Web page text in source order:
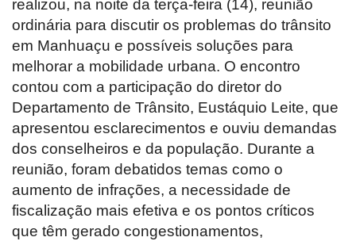
realizou, na noite da terça-feira (14), reunião
ordinária para discutir os problemas do trânsito
em Manhuaçu e possíveis soluções para
melhorar a mobilidade urbana. O encontro
contou com a participação do diretor do
Departamento de Trânsito, Eustáquio Leite, que
apresentou esclarecimentos e ouviu demandas
dos conselheiros e da população. Durante a
reunião, foram debatidos temas como o
aumento de infrações, a necessidade de
fiscalização mais efetiva e os pontos críticos
que têm gerado congestionamentos,